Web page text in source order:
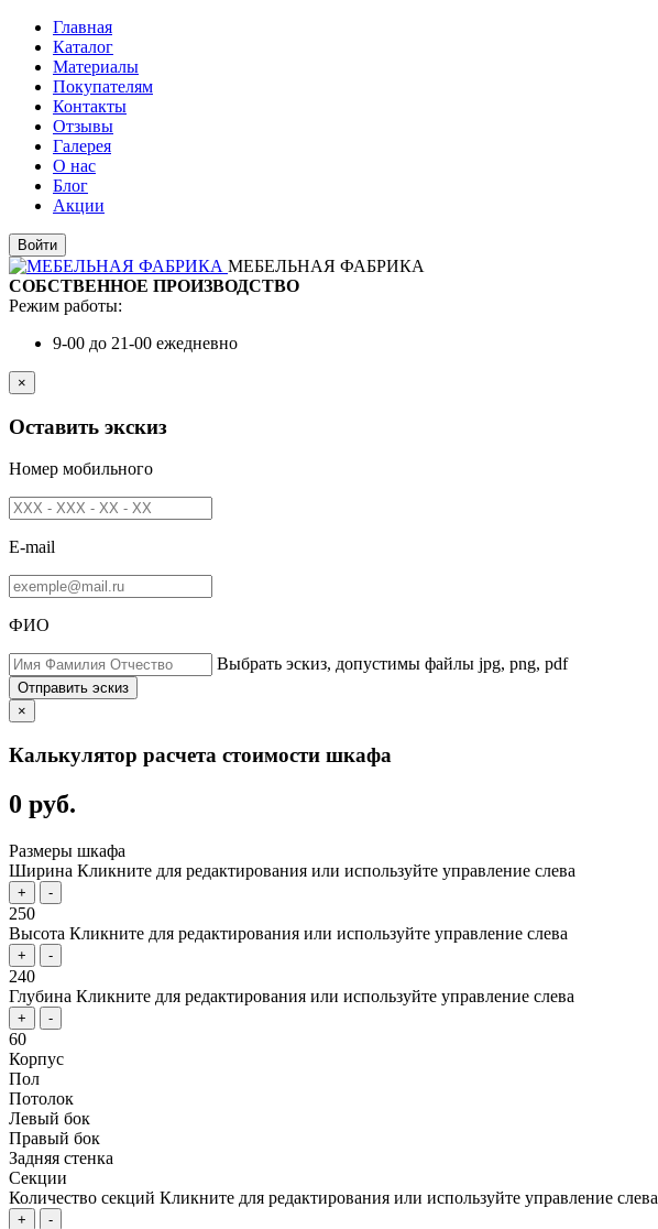
Главная
Каталог
Материалы
Покупателям
Контакты
Отзывы
Галерея
О нас
Блог
Акции
Войти
МЕБЕЛЬНАЯ ФАБРИКА
СОБСТВЕННОЕ ПРОИЗВОДСТВО
Режим работы:
9-00 до 21-00 ежедневно
×
Оставить экскиз
Номер мобильного
E-mail
ФИО
Выбрать эскиз, допустимы файлы jpg, png, pdf
Отправить эскиз
×
Калькулятор расчета стоимости шкафа
0 руб.
Размеры шкафа
Ширина Кликните для редактирования или используйте управление слева
+ -
250
Высота Кликните для редактирования или используйте управление слева
+ -
240
Глубина Кликните для редактирования или используйте управление слева
+ -
60
Корпус
Пол
Потолок
Левый бок
Правый бок
Задняя стенка
Секции
Количество секций Кликните для редактирования или используйте управление слева
+ -